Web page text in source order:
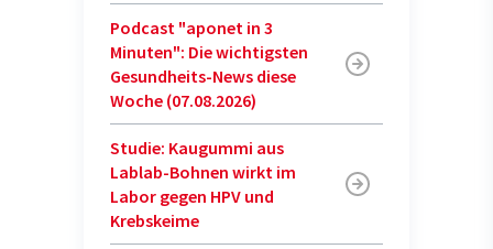
Podcast "aponet in 3
Minuten": Die wichtigsten
Gesundheits-News diese
Woche (07.08.2026)
Studie: Kaugummi aus
Lablab-Bohnen wirkt im
Labor gegen HPV und
Krebskeime